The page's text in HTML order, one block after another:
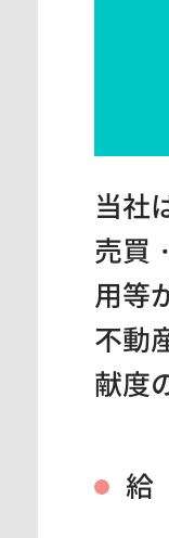
当社
売買
用等
不動
献度